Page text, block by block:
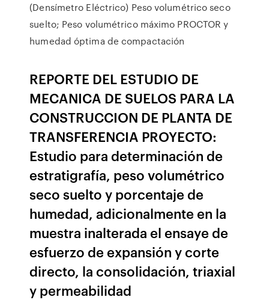
(Densímetro Eléctrico) Peso volumétrico seco
suelto; Peso volumétrico máximo PROCTOR y
humedad óptima de compactación
REPORTE DEL ESTUDIO DE
MECANICA DE SUELOS PARA LA
CONSTRUCCION DE PLANTA DE
TRANSFERENCIA PROYECTO:
Estudio para determinación de
estratigrafía, peso volumétrico
seco suelto y porcentaje de
humedad, adicionalmente en la
muestra inalterada el ensaye de
esfuerzo de expansión y corte
directo, la consolidación, triaxial
y permeabilidad